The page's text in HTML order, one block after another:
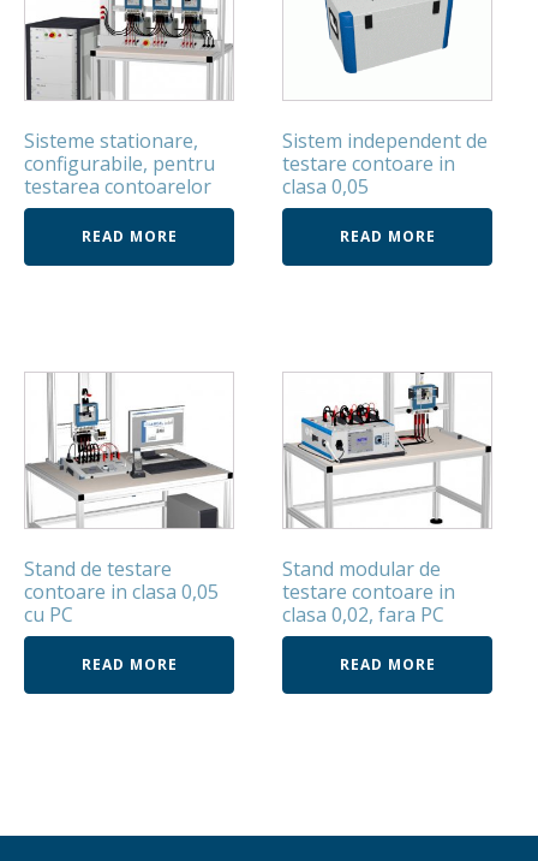
Sisteme stationare,
configurabile, pentru
testarea contoarelor
READ MORE
Sistem independent de
testare contoare in
clasa 0,05
READ MORE
Stand de testare
contoare in clasa 0,05
cu PC
READ MORE
Stand modular de
testare contoare in
clasa 0,02, fara PC
READ MORE